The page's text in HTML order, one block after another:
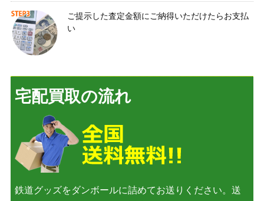
ご提示した査定金額にご納得いただけたらお支払
い
宅配買取の流れ
鉄道グッズをダンボールに詰めてお送りください。送